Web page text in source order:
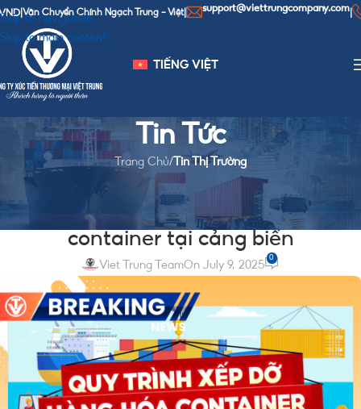
Skip to navigation
Skip to main content
Chuyển Chính Ngạch Trung - Việt| support@viettrungcompany.com|
TIẾNG VIỆT
Tin Tức
Trang Chủ/ Tin Thị Trường
TIN THỊ TRƯỜNG
Quy trình xếp dỡ hàng hóa
container tại cảng biển
Viet Trung TeamOn July 9, 2025
0